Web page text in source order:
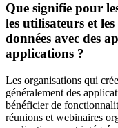
Que signifie pour
les utilisateurs et
données avec des
applications ?
Les organisations qui
généralement des
bénéficier de
réunions et webinaires